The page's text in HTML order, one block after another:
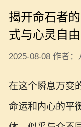
揭开命石者
式与心灵自
2025-08-08 作者
在这个瞬息万变
命运和内心的平